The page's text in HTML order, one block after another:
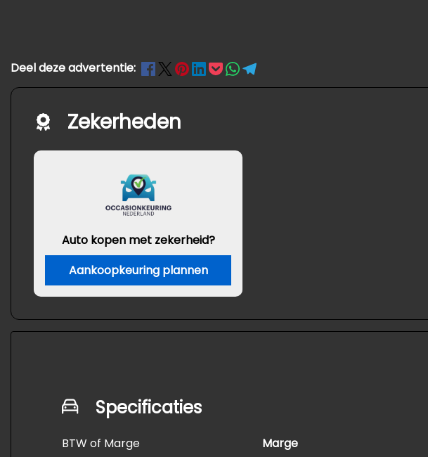
Deel deze advertentie:
Zekerheden
Auto kopen met zekerheid?
Aankoopkeuring plannen
Specificaties
BTW of Marge
Marge